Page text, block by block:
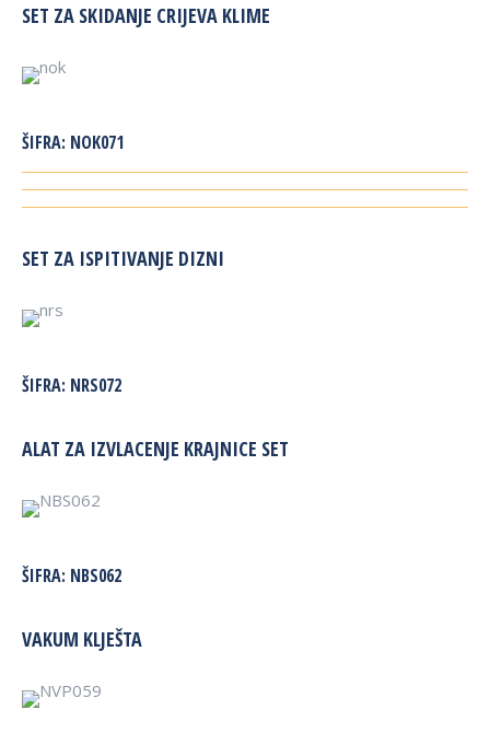
SET ZA SKIDANJE CRIJEVA KLIME
ŠIFRA: NOK071
SET ZA ISPITIVANJE DIZNI
ŠIFRA: NRS072
ALAT ZA IZVLACENJE KRAJNICE SET
ŠIFRA: NBS062
VAKUM KLJEŠTA